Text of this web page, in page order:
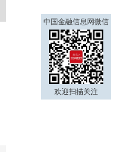
中国金融信息网微信
欢迎扫描关注